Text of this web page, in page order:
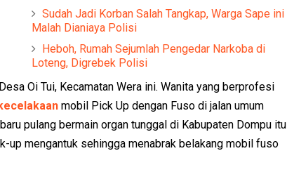
Sudah Jadi Korban Salah Tangkap, Warga Sape ini
Malah Dianiaya Polisi
Heboh, Rumah Sejumlah Pengedar Narkoba di
Loteng, Digrebek Polisi
Oi Tui, Kecamatan Wera ini. Wanita yang berprofesi
mobil Pick Up dengan Fuso di jalan umum
pulang bermain organ tunggal di Kabupaten Dompu itu
up mengantuk sehingga menabrak belakang mobil fuso